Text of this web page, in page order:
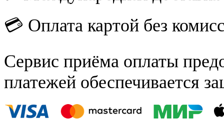
💳 Оплата картой без
Сервис приёма оплаты
платежей обеспечивается